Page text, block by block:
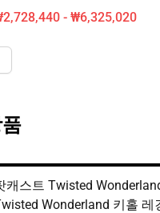
- ₩6,325,020
캐스트 Twisted
Wonderland 키홀 레